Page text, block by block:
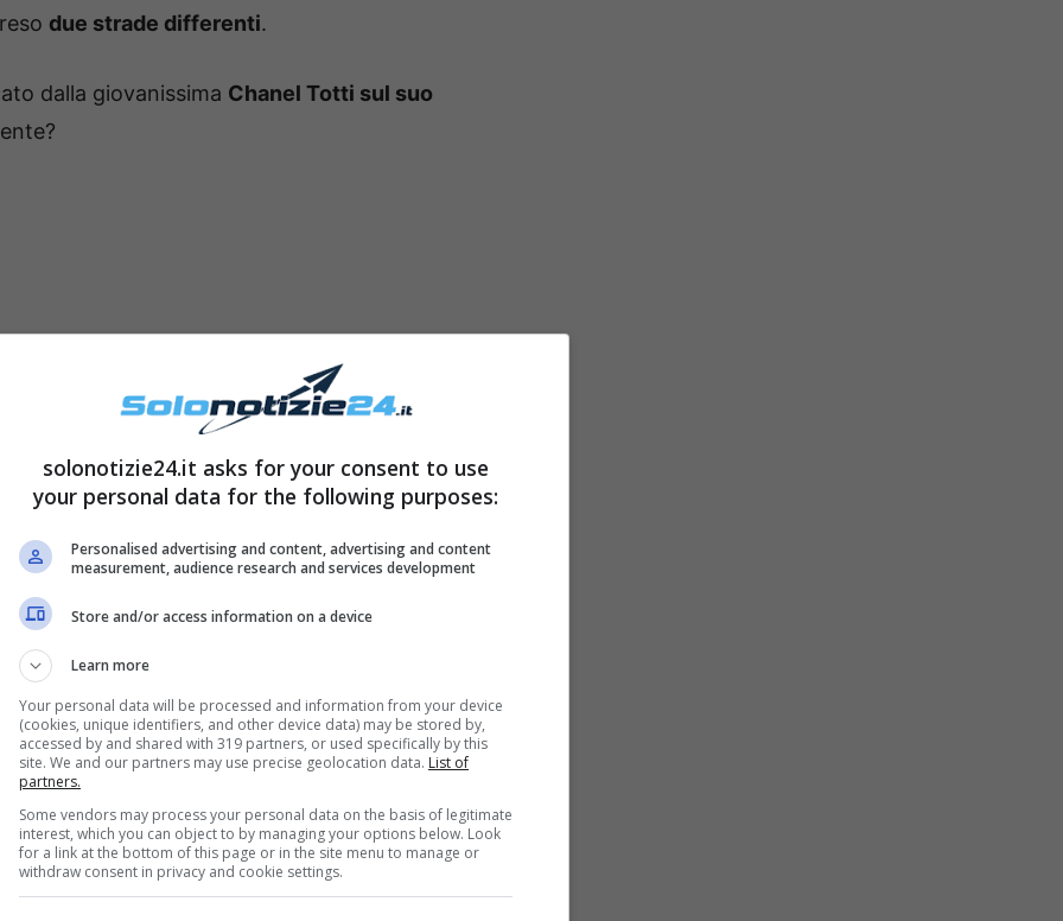
due strade differenti.
dalla giovanissima Chanel Totti sul suo
Tik Tok sta facendo
dei followers, e le varie ipotesi sul
con un
: sta ballando dinnanzi allo specchio, e
momento.
come didascalia del post. Non è stato però
da lei scelta come sottofondo del
diNatale Galletta: si sono così
solonotizie24.it asks for your consent to use
your personal data for the following purposes:
Personalised advertising and content, advertising and content
measurement, audience research and services development
Store and/or access information on a device
Learn more
Your personal data will be processed and information from your device
(cookies, unique identifiers, and other device data) may be stored by,
accessed by and shared with 319 partners, or used specifically by this
site. We and our partners may use precise geolocation data. List of
partners.
Some vendors may process your personal data on the basis of legitimate
interest, which you can object to by managing your options below. Look
for a link at the bottom of this page or in the site menu to manage or
withdraw consent in privacy and cookie settings.